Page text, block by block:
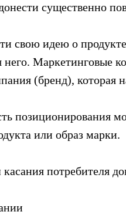
существенно
свою идею о
него. Маркетинговые
(бренд), которая
позиционирования
или образ марки.
касания потребителя